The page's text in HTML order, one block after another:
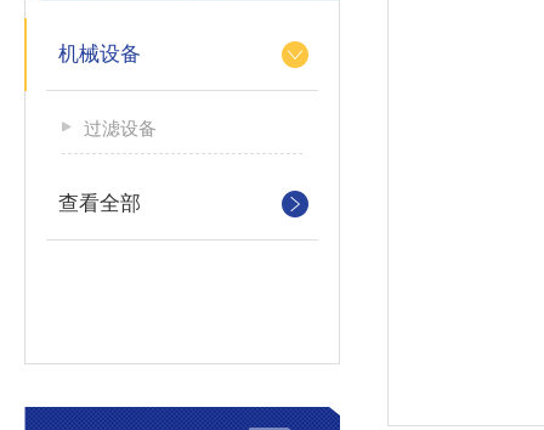
机械设备
过滤设备
查看全部